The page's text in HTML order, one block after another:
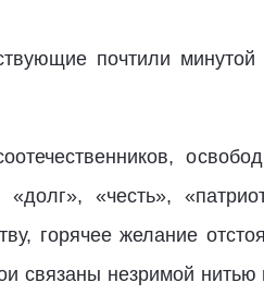
почтили
«честь»,
горячее желание
связаны незримой